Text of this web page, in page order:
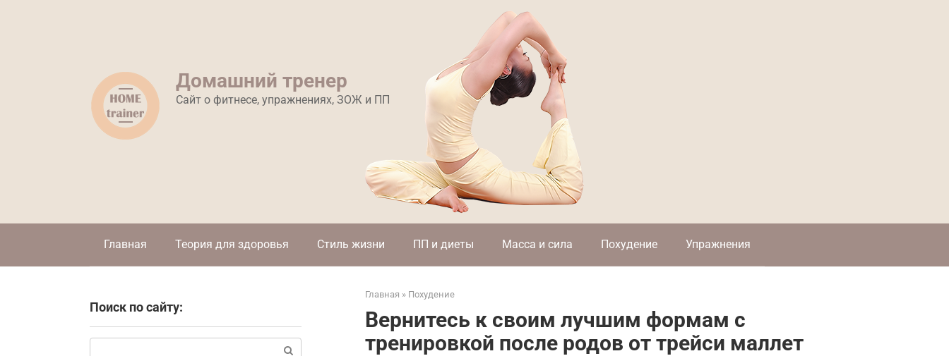
Домашний тренер
Сайт о фитнесе, упражнениях, ЗОЖ и ПП
Главная Теория для здоровья Стиль жизни ПП и диеты Масса и сила Похудение Упражнения
Главная » Похудение
Вернитесь к своим лучшим формам с
тренировкой после родов от трейси маллет
Поиск по сайту: